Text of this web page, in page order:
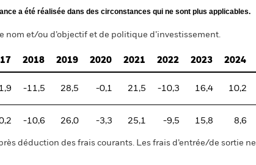
a été réalisée dans des circonstances qui ne sont plus applicables.
et/ou d’objectif et de politique d’investissement.
2018 2019 2020 2021 2022 2023 2024
-11,5 28,5 -0,1 21,5 -10,3 16,4 10,2
-10,6 26,0 -3,3 25,1 -9,5 15,8 8,6
déduction des frais courants. Les frais d’entrée/de sortie